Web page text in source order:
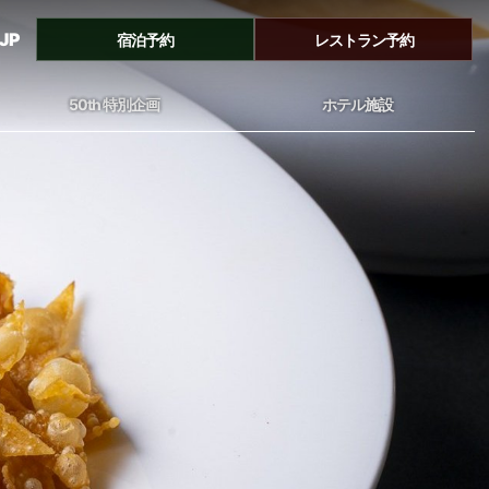
JP 宿泊予約 レストラン予約
50th 特別企画 ホテル施設